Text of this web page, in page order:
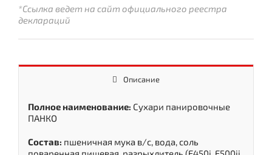
*Ссылка ведет на сайт официального реестра
деклараций
Описание
Полное наименование: Сухари панировочные
ПАНКО
Состав: пшеничная мука в/с, вода, соль